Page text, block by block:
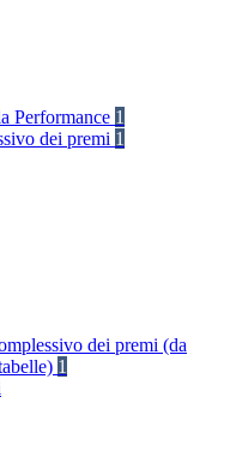
Performance 1
dei premi 1
dei premi (da
1